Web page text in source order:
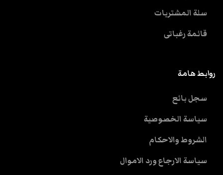
سلة المشتريات
قائمة رغباتى
روابط هامة
سجل بائع
سياسة الخصوصية
الشروط والاحكام
سياسة الارجاع ورد الاموال